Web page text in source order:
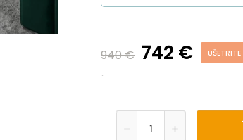
940 € 742 €